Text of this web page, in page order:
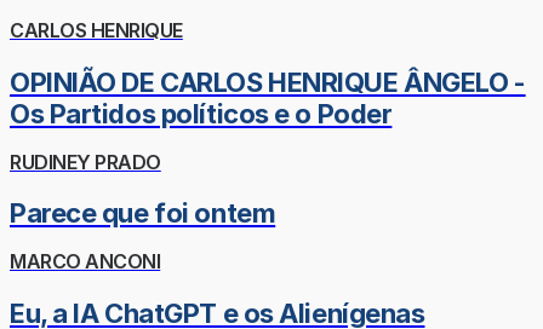
CARLOS HENRIQUE
OPINIÃO DE CARLOS HENRIQUE ÂNGELO -
Os Partidos políticos e o Poder
RUDINEY PRADO
Parece que foi ontem
MARCO ANCONI
Eu, a IA ChatGPT e os Alienígenas